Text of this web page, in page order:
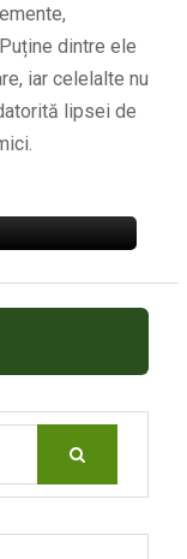
dintre ele
iar celelalte nu
lipsei de